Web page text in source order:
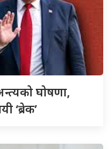
घोषणा,
‘ब्रेक’